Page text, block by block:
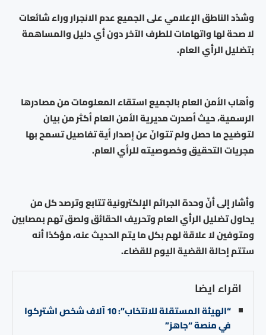
وشدّد الناطق الإعلامي على الجميع عدم الانجرار وراء شائعات
لا صحة لها واتهامات للطرف الآخر دون أي دليل والمساهمة
بتضليل الرأي العام.
وأهاب الأمن العام بالجميع استقاء المعلومات من مصادرها
الرسمية، حيث أصدرت مديرية الأمن العام أكثر من بيان
لتوضيح ما حصل ولم تتوانَ عن إصدار أية تفاصيل تسمح بها
مجريات التحقيق وخصوصيته للرأي العام.
وأشار إلى أنّ وحدة الجرائم الإلكترونية تتابع وترصد كل من
يحاول تضليل الرأي العام وتحريف الحقائق ولصق تهم بمصابين
ومتوفين لا علاقة لهم بكل ما يتم الحديث عنه، مؤكدًا أنه
ستتم إحالة القضية اليوم للقضاء.
اقراء ايضا
“الهيئة المستقلة للانتخاب”: 10 آلاف شخص اشتركوا
في منصة “جاهز”